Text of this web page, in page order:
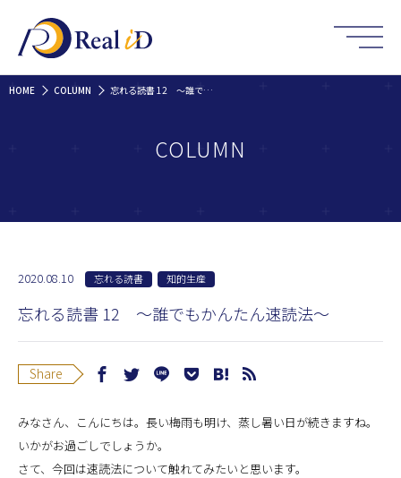
HOME COLUMN 忘れる読書 12 〜誰でもかんたん速読法〜
COLUMN
2020.08.10 忘れる読書 知的生産
忘れる読書 12 〜誰でもかんたん速読法〜
Share
みなさん、こんにちは。長い梅雨も明け、蒸し暑い日が続きますね。
いかがお過ごしでしょうか。
さて、今回は速読法について触れてみたいと思います。